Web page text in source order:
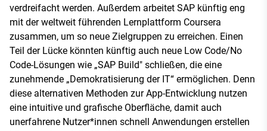
verdreifacht werden. Außerdem arbeitet SAP künftig eng
mit der weltweit führenden Lernplattform Coursera
zusammen, um so neue Zielgruppen zu erreichen. Einen
Teil der Lücke könnten künftig auch neue Low Code/No
Code-Lösungen wie „SAP Build" schließen, die eine
zunehmende „Demokratisierung der IT“ ermöglichen. Denn
diese alternativen Methoden zur App-Entwicklung nutzen
eine intuitive und grafische Oberfläche, damit auch
unerfahrene Nutzer*innen schnell Anwendungen erstellen